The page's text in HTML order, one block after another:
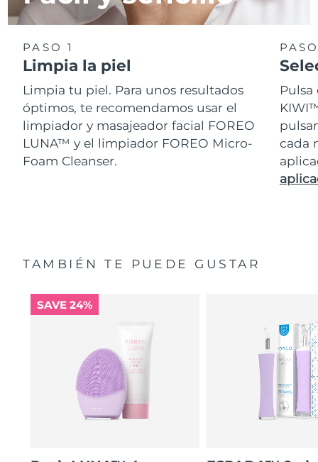
PASO 1
Limpia la piel
Limpia tu piel. Para unos resultados
óptimos, te recomendamos usar el
limpiador y masajeador facial FOREO
LUNA™ y el limpiador FOREO Micro-
Foam Cleanser.
cada
TAMBIÉN TE PUEDE GUSTAR
SAVE 24%